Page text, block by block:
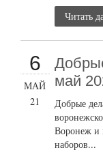
Читать
6
МАЙ
21
май
Добрые
Воронеж и
наборов...